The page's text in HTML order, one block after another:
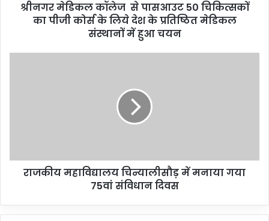
श्रीनगर मेडिकल कॉलेज से पासआउट 50 चिकित्सकों
का पीजी कोर्स के लिये देश के प्रतिष्ठित मेडिकल
संस्थानों में हुआ चयन
राजकीय महाविद्यालय चिन्यालीसौड़ में मनाया गया
75वां संविधान दिवस